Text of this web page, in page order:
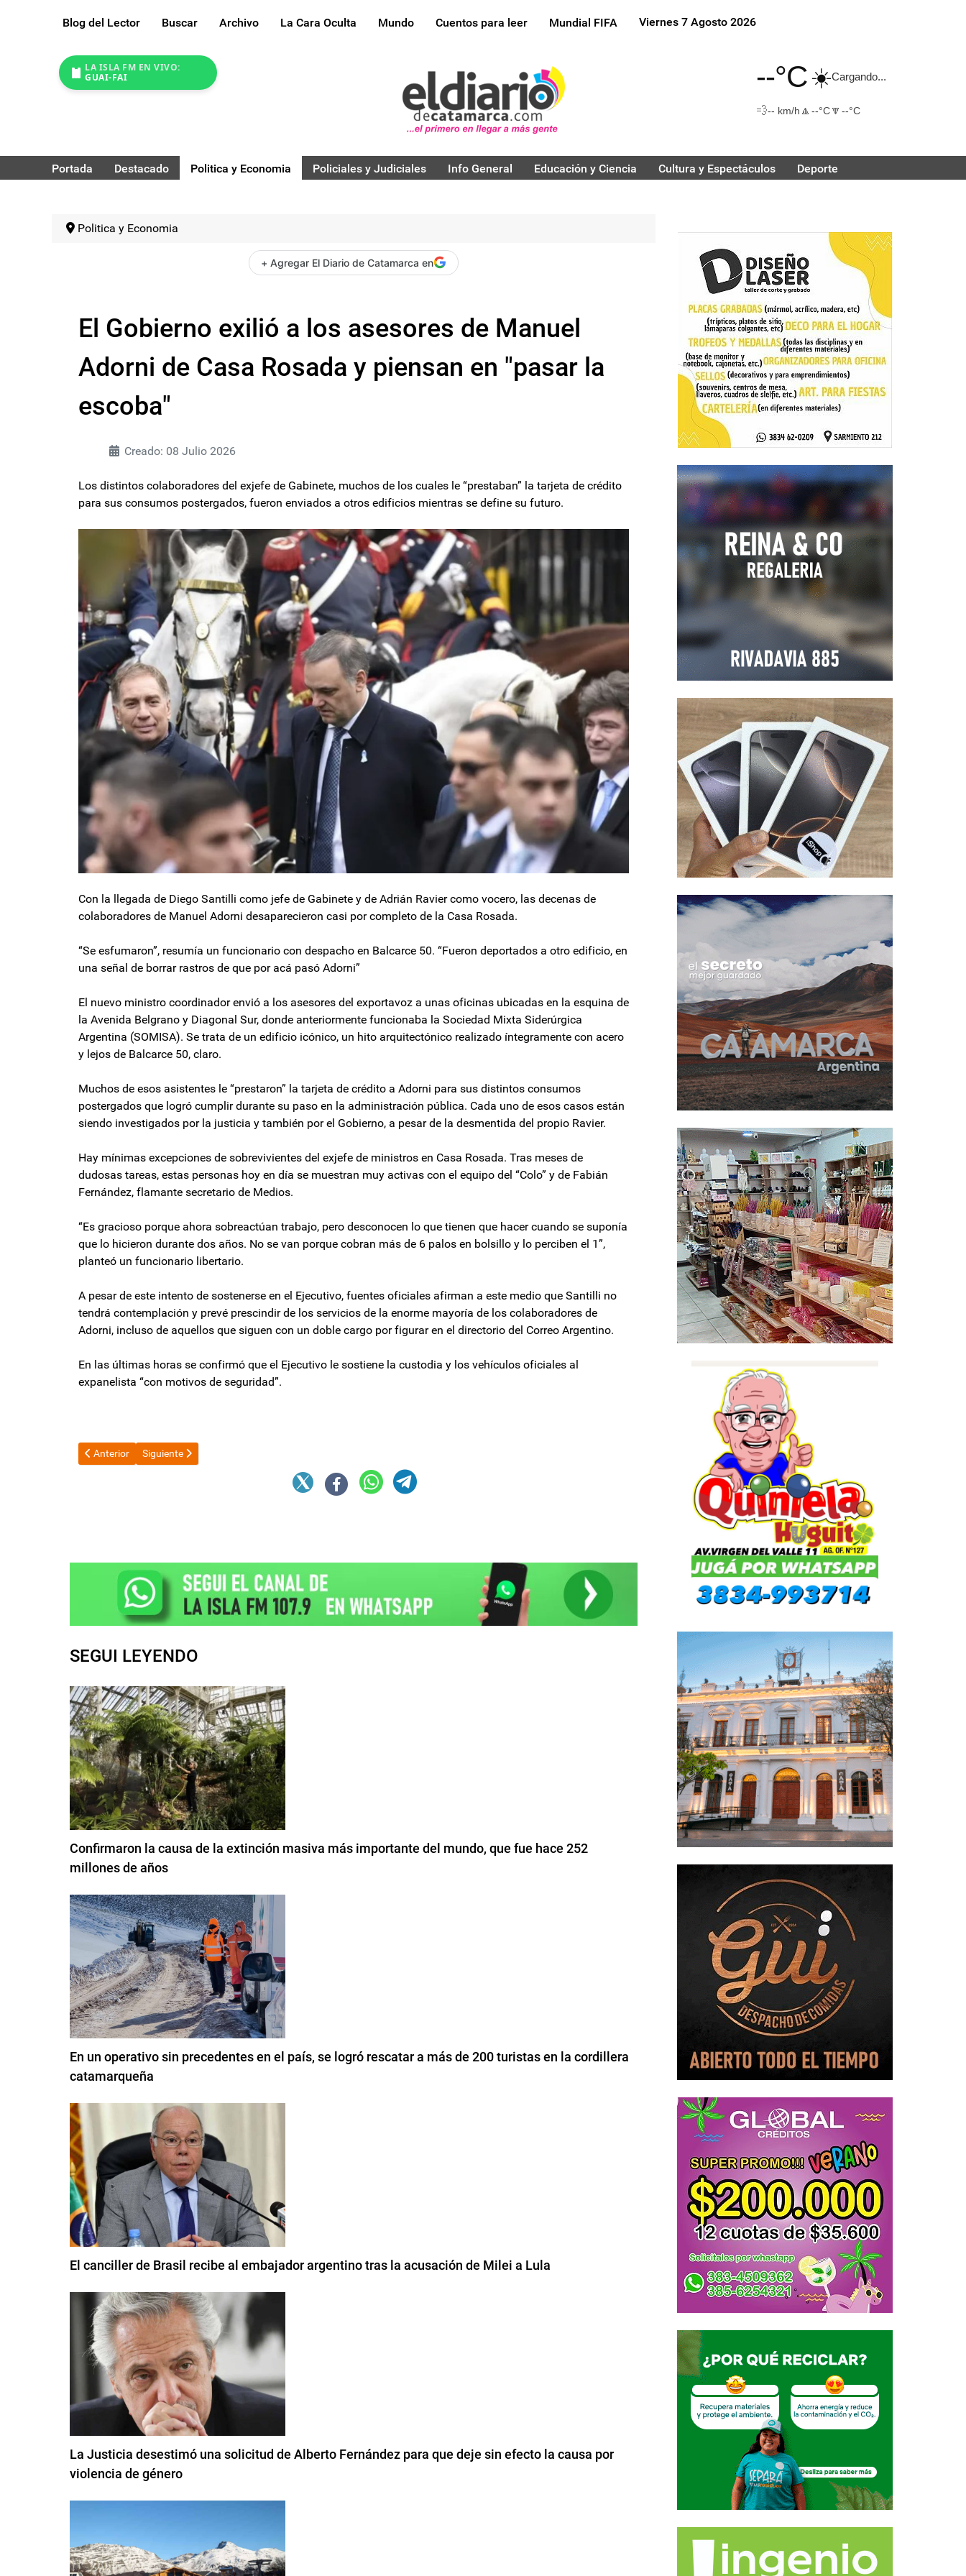
Blog del Lector Buscar Archivo La Cara Oculta Mundo Cuentos para leer Mundial FIFA Viernes 7 Agosto 2026
LA ISLA FM EN VIVO:
GUAI-FAI
--°C☀️Cargando...
💨-- km/h 🔼 --°C🔽 --°C
Portada Destacado Politica y Economia Policiales y Judiciales Info General Educación y Ciencia Cultura y Espectáculos Deporte
Politica y Economia
+ Agregar El Diario de Catamarca en
El Gobierno exilió a los asesores de Manuel
Adorni de Casa Rosada y piensan en "pasar la
escoba"
Creado: 08 Julio 2026
Los distintos colaboradores del exjefe de Gabinete, muchos de los cuales le “prestaban” la tarjeta de crédito
para sus consumos postergados, fueron enviados a otros edificios mientras se define su futuro.
Con la llegada de Diego Santilli como jefe de Gabinete y de Adrián Ravier como vocero, las decenas de
colaboradores de Manuel Adorni desaparecieron casi por completo de la Casa Rosada.
“Se esfumaron”, resumía un funcionario con despacho en Balcarce 50. “Fueron deportados a otro edificio, en
una señal de borrar rastros de que por acá pasó Adorni”
El nuevo ministro coordinador envió a los asesores del exportavoz a unas oficinas ubicadas en la esquina de
la Avenida Belgrano y Diagonal Sur, donde anteriormente funcionaba la Sociedad Mixta Siderúrgica
Argentina (SOMISA). Se trata de un edificio icónico, un hito arquitectónico realizado íntegramente con acero
y lejos de Balcarce 50, claro.
Muchos de esos asistentes le “prestaron” la tarjeta de crédito a Adorni para sus distintos consumos
postergados que logró cumplir durante su paso en la administración pública. Cada uno de esos casos están
siendo investigados por la justicia y también por el Gobierno, a pesar de la desmentida del propio Ravier.
Hay mínimas excepciones de sobrevivientes del exjefe de ministros en Casa Rosada. Tras meses de
dudosas tareas, estas personas hoy en día se muestran muy activas con el equipo del “Colo” y de Fabián
Fernández, flamante secretario de Medios.
“Es gracioso porque ahora sobreactúan trabajo, pero desconocen lo que tienen que hacer cuando se suponía
que lo hicieron durante dos años. No se van porque cobran más de 6 palos en bolsillo y lo perciben el 1”,
planteó un funcionario libertario.
A pesar de este intento de sostenerse en el Ejecutivo, fuentes oficiales afirman a este medio que Santilli no
tendrá contemplación y prevé prescindir de los servicios de la enorme mayoría de los colaboradores de
Adorni, incluso de aquellos que siguen con un doble cargo por figurar en el directorio del Correo Argentino.
En las últimas horas se confirmó que el Ejecutivo le sostiene la custodia y los vehículos oficiales al
expanelista “con motivos de seguridad”.
Artículo anterior: Pedido de desafuero de Javier Galán ingresó a la Cámara de Diputados, pero no hubo quórum
Anterior Artículo siguiente: Ránking de sueldos pretendidos en julio de 2026: cuánto piden los argentinos, rubro por rubro
Siguiente
SEGUI LEYENDO
Confirmaron la causa de la extinción masiva más importante del mundo, que fue hace 252
millones de años
En un operativo sin precedentes en el país, se logró rescatar a más de 200 turistas en la cordillera
catamarqueña
El canciller de Brasil recibe al embajador argentino tras la acusación de Milei a Lula
La Justicia desestimó una solicitud de Alberto Fernández para que deje sin efecto la causa por
violencia de género